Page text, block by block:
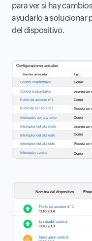
para ver si hay
ayudarlo a solucionar
del dispositivo.